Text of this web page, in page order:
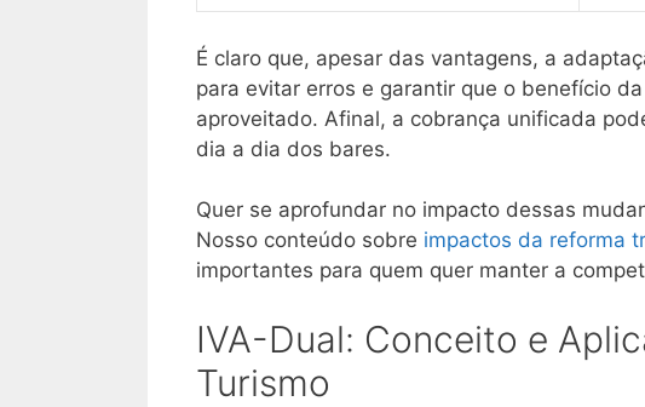
É claro que, apesar das vantagens, a
para evitar erros e garantir que o benefício
aproveitado. Afinal, a cobrança unificada
dia a dia dos bares.
Quer se aprofundar no impacto dessas
Nosso conteúdo sobre impactos da reforma
importantes para quem quer manter a
IVA-Dual: Conceito e
Turismo